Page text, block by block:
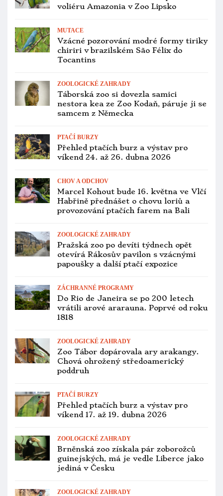
voliéru Amazonia v Zoo Lipsko
MUTACE
Vzácné pozorování modré formy tiriky
chiriri v brazilském São Félix do
Tocantins
ZOOLOGICKÉ ZAHRADY
Táborská zoo si dovezla samici
nestora kea ze Zoo Kodaň, páruje ji se
samcem z Německa
PTAČÍ BURZY
Přehled ptačích burz a výstav pro
víkend 24. až 26. dubna 2026
CHOV A ODCHOV
Marcel Kohout bude 16. května ve Vlčí
Habřině přednášet o chovu loriů a
provozování ptačích farem na Bali
ZOOLOGICKÉ ZAHRADY
Pražská zoo po devíti týdnech opět
otevírá Rákosův pavilon s vzácnými
papoušky a další ptačí expozice
ZÁCHRANNÉ PROGRAMY
Do Rio de Janeira se po 200 letech
vrátili arové ararauna. Poprvé od roku
1818
ZOOLOGICKÉ ZAHRADY
Zoo Tábor dopárovala ary arakangy.
Chová ohrožený středoamerický
poddruh
PTAČÍ BURZY
Přehled ptačích burz a výstav pro
víkend 17. až 19. dubna 2026
ZOOLOGICKÉ ZAHRADY
Brněnská zoo získala pár zoborožců
guinejských, má je vedle Liberce jako
jediná v Česku
ZOOLOGICKÉ ZAHRADY